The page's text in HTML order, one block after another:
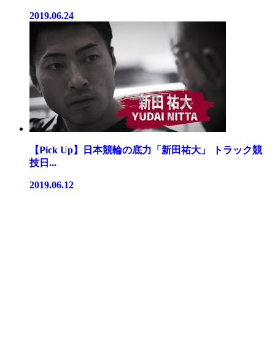
2019.06.24
【Pick Up】日本競輪の底力「新田祐大」 トラック競
技日...
2019.06.12